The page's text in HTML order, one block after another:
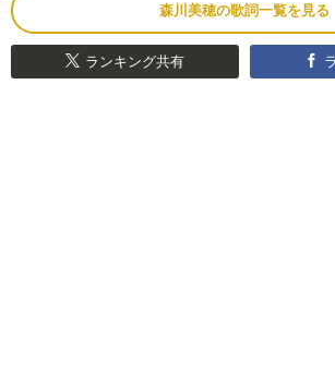
森川美穂の歌詞一覧を見る
ランキング共有